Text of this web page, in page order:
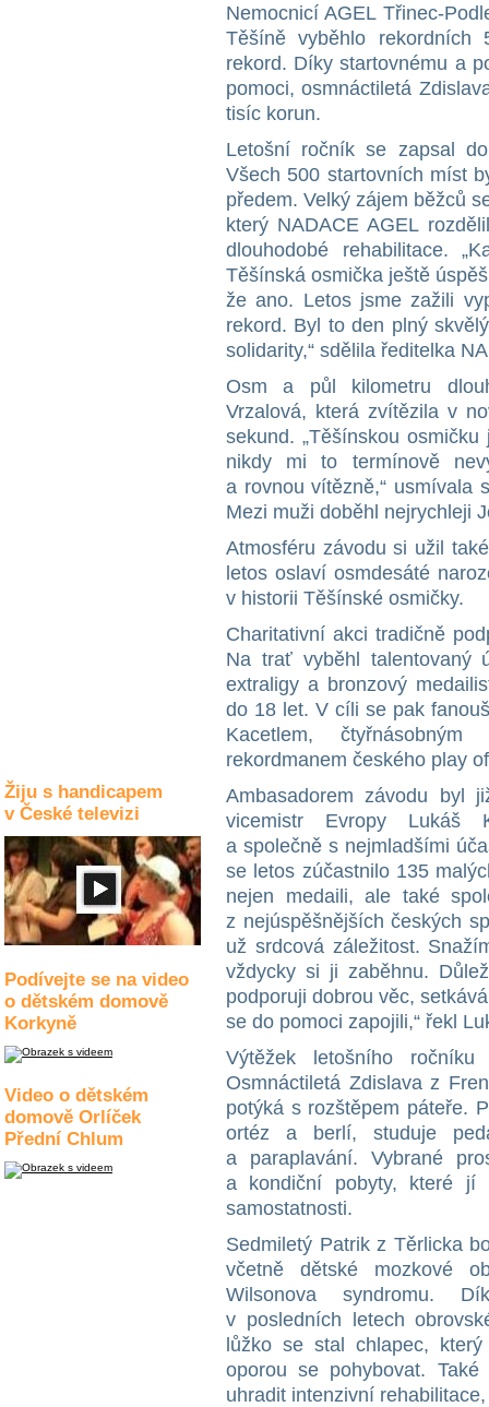
Žiju s handicapem
v České televizi
Podívejte se na video
o dětském domově
Korkyně
Video o dětském
domově Orlíček
Přední Chlum
Nemocnicí AGEL Třinec-
Těšíně vyběhlo
rekord. Díky startovnému a
pomoci, osmnáctiletá
tisíc korun.
Letošní ročník se zapsal
Všech 500 startovních míst
předem. Velký zájem běžců
který NADACE AGEL
dlouhodobé rehabilitace.
Těšínská osmička ještě
že ano. Letos jsme zažili
rekord. Byl to den plný
solidarity,“ sdělila ředitelka
Osm a půl kilometru
Vrzalová, která zvítězila v
sekund. „Těšínskou
nikdy mi to termínově
a rovnou vítězně,“ usmívala
Mezi muži doběhl nejrychleji
Atmosféru závodu si užil
letos oslaví osmdesáté
v historii Těšínské osmičky.
Charitativní akci tradičně
Na trať vyběhl talentovaný
extraligy a bronzový
do 18 let. V cíli se pak
Kacetlem,
rekordmanem českého play
Ambasadorem závodu byl
vicemistr Evropy Lukáš
a společně s nejmladšími
se letos zúčastnilo 135
nejen medaili, ale také
z nejúspěšnějších českých
už srdcová záležitost.
vždycky si ji zaběhnu.
podporuji dobrou věc,
se do pomoci zapojili,“ řekl
Výtěžek letošního
Osmnáctiletá Zdislava z
potýká s rozštěpem páteře.
ortéz a berlí, studuje
a paraplavání. Vybrané
a kondiční pobyty, které jí
samostatnosti.
Sedmiletý Patrik z Těrlicka
včetně dětské mozkové
Wilsonova syndromu.
v posledních letech
lůžko se stal chlapec,
oporou se pohybovat.
uhradit intenzivní